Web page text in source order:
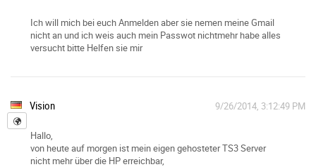
Ich will mich bei euch Anmelden aber sie nemen meine Gmail
nicht an und ich weis auch mein Passwot nichtmehr habe alles
versucht bitte Helfen sie mir
Vision 9/26/2014, 3:12:49 PM
Hallo,
von heute auf morgen ist mein eigen gehosteter TS3 Server
nicht mehr über die HP erreichbar,